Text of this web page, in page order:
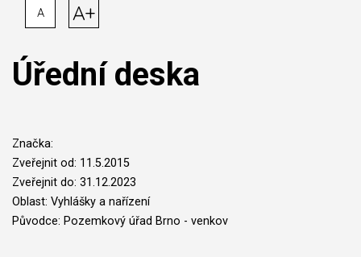
A A+
Úřední deska
Značka:
Zveřejnit od: 11.5.2015
Zveřejnit do: 31.12.2023
Oblast: Vyhlášky a nařízení
Původce: Pozemkový úřad Brno - venkov